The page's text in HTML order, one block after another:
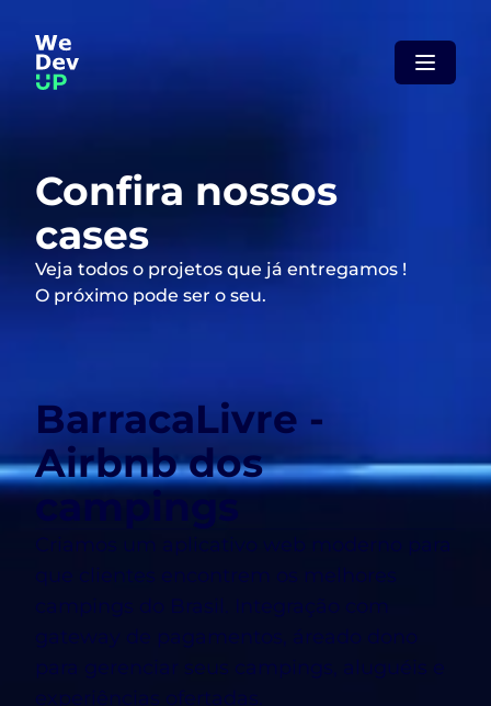
Confira nossos
cases
Veja todos o projetos que já entregamos !
O próximo pode ser o seu.
BarracaLivre -
Airbnb dos
campings
Criamos um aplicativo web moderno para
que clientes encontrem os melhores
campings do Brasil. Integração com
gateway de pagamentos, áreado dono
para gerenciar seus campings, aluguéis e
experiências ofertadas.